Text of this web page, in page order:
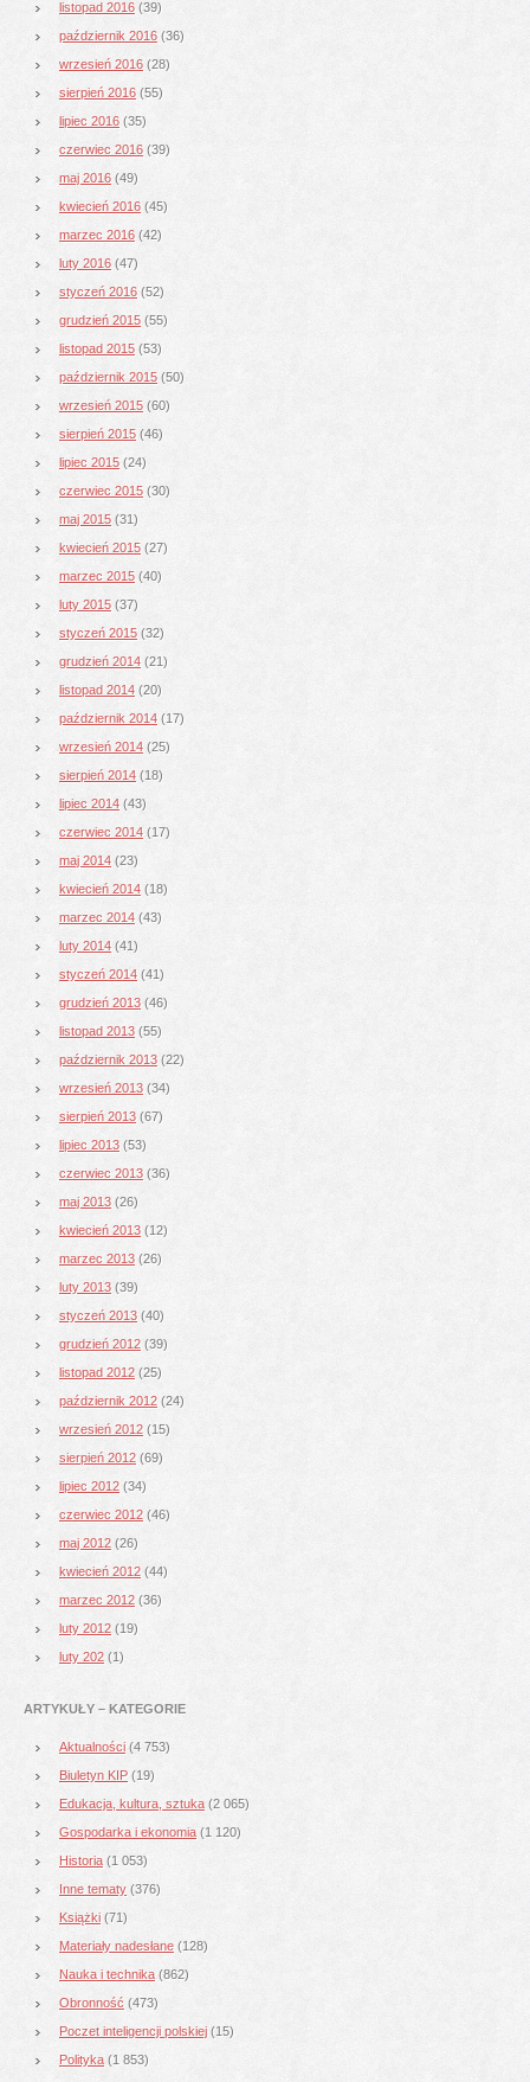
listopad 2016 (39)
październik 2016 (36)
wrzesień 2016 (28)
sierpień 2016 (55)
lipiec 2016 (35)
czerwiec 2016 (39)
maj 2016 (49)
kwiecień 2016 (45)
marzec 2016 (42)
luty 2016 (47)
styczeń 2016 (52)
grudzień 2015 (55)
listopad 2015 (53)
październik 2015 (50)
wrzesień 2015 (60)
sierpień 2015 (46)
lipiec 2015 (24)
czerwiec 2015 (30)
maj 2015 (31)
kwiecień 2015 (27)
marzec 2015 (40)
luty 2015 (37)
styczeń 2015 (32)
grudzień 2014 (21)
listopad 2014 (20)
październik 2014 (17)
wrzesień 2014 (25)
sierpień 2014 (18)
lipiec 2014 (43)
czerwiec 2014 (17)
maj 2014 (23)
kwiecień 2014 (18)
marzec 2014 (43)
luty 2014 (41)
styczeń 2014 (41)
grudzień 2013 (46)
listopad 2013 (55)
październik 2013 (22)
wrzesień 2013 (34)
sierpień 2013 (67)
lipiec 2013 (53)
czerwiec 2013 (36)
maj 2013 (26)
kwiecień 2013 (12)
marzec 2013 (26)
luty 2013 (39)
styczeń 2013 (40)
grudzień 2012 (39)
listopad 2012 (25)
październik 2012 (24)
wrzesień 2012 (15)
sierpień 2012 (69)
lipiec 2012 (34)
czerwiec 2012 (46)
maj 2012 (26)
kwiecień 2012 (44)
marzec 2012 (36)
luty 2012 (19)
luty 202 (1)
ARTYKUŁY – KATEGORIE
Aktualności (4 753)
Biuletyn KIP (19)
Edukacja, kultura, sztuka (2 065)
Gospodarka i ekonomia (1 120)
Historia (1 053)
Inne tematy (376)
Książki (71)
Materiały nadesłane (128)
Nauka i technika (862)
Obronność (473)
Poczet inteligencji polskiej (15)
Polityka (1 853)